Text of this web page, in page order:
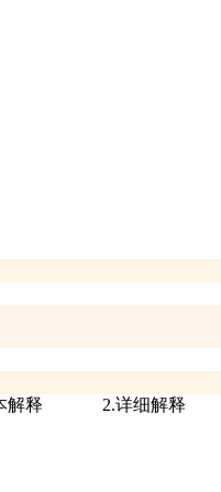
解释 2.详细解释